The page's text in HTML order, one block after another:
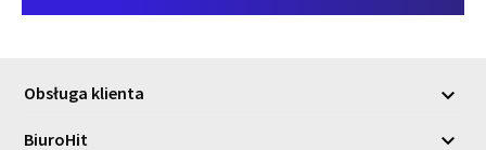
Obsługa klienta 
BiuroHit 